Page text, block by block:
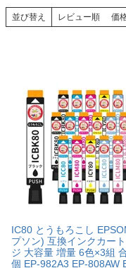
キャノンインク
互換インクボトル
互換インクカートリッ
再生インクカートリ
記事を探す
お客様の声
お店の紹介
ご利用ガイド
並び替え レビュー順 価
IC80 とうもろこし
プソン) 互換インクカー
ジ 大容量 増量 6色×3組
個 EP-982A3 EP-808AW